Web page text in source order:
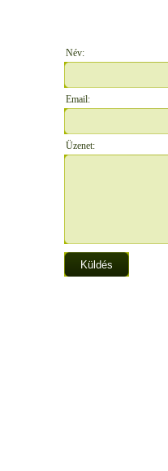
Név:
Email:
Üzenet: